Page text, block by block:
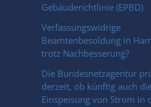
Gebäuderichtlinie (EPBD)
Verfassungswidrige
Beamtenbesoldung in
trotz Nachbesserung?
Die Bundesnetzagentur
derzeit, ob künftig auch
Einspeisung von Strom in